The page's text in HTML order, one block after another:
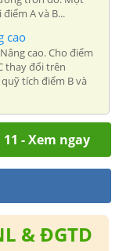
A và B...
cao
cao. Cho điểm
thay đổi trên
tích điểm B và
- Xem ngay
& ĐGTD